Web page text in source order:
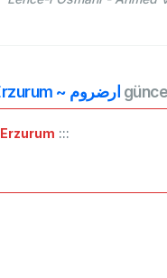
Erzurum ~ ارضروم
Erzurum :::